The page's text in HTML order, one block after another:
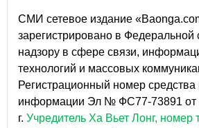
СМИ сетевое издание
зарегистрировано в Федеральной
надзору в сфере связи,
технологий и массовых
Регистрационный номер средства
информации Эл № ФС77-73891 от
г. Учредитель Ха Вьет Лонг, номер